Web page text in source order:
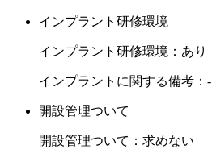
2. 自分の身体を大切にしたいと考
当院は、幅広い医療ニーズに対応
します。
患者様に信頼していただき「支持
インプラント研修環境
インプラント研修環境：あり
インプラントに関する備考：-
開設管理ついて
開設管理ついて：求めない